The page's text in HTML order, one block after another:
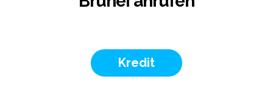
Kredit